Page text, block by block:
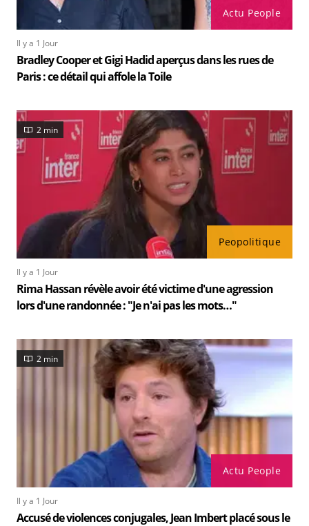
Actu People
Il y a 1 Jour
Bradley Cooper et Gigi Hadid aperçus dans les rues de
Paris : ce détail qui affole la Toile
Peopolitique
2 min
Il y a 1 Jour
Rima Hassan révèle avoir été victime d'une agression
lors d'une randonnée : "Je n'ai pas les mots…"
Actu People
2 min
Il y a 1 Jour
Accusé de violences conjugales, Jean Imbert placé sous le